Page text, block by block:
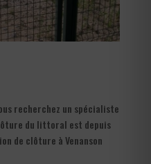
recherchez un spécialiste
du littoral est depuis
de clôture à Venanson